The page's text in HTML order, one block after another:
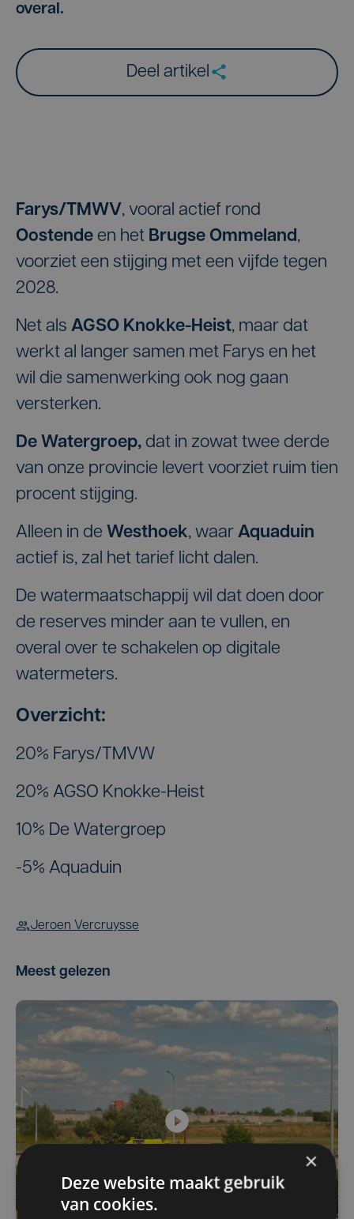
overal.
Deel artikel
Farys/TMWV, vooral actief rond
Oostende en het Brugse Ommeland,
voorziet een stijging met een vijfde tegen
2028.
Net als AGSO Knokke-Heist, maar dat
werkt al langer samen met Farys en het
wil die samenwerking ook nog gaan
versterken.
De Watergroep, dat in zowat twee derde
van onze provincie levert voorziet ruim tien
procent stijging.
Alleen in de Westhoek, waar Aquaduin
actief is, zal het tarief licht dalen.
De watermaatschappij wil dat doen door
de reserves minder aan te vullen, en
overal over te schakelen op digitale
watermeters.
Overzicht:
20% Farys/TMVW
20% AGSO Knokke-Heist
10% De Watergroep
-5% Aquaduin
Jeroen Vercruysse
Meest gelezen
×
Deze website maakt gebruik
van cookies.